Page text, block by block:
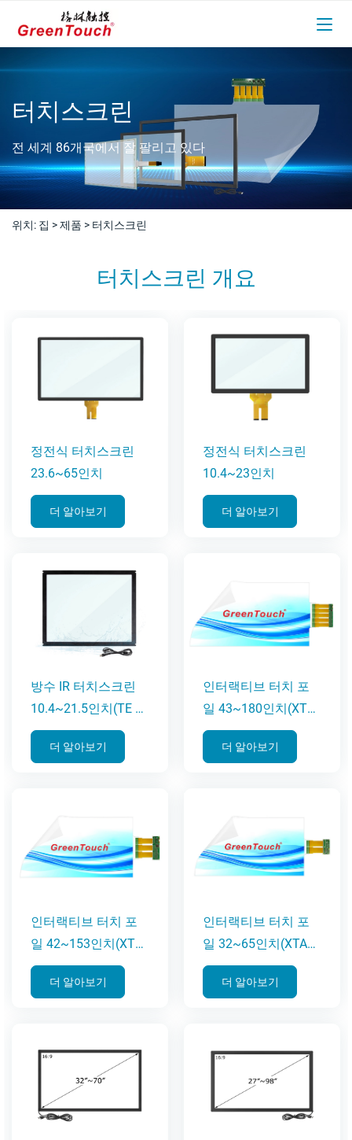
터치스크린
전 세계 86개국에서 잘 팔리고 있다
위치: 집 >제품 > 터치스크린
터치스크린 개요
정전식 터치스크린
23.6~65인치
더 알아보기
정전식 터치스크린
10.4~23인치
더 알아보기
방수 IR 터치스크린
10.4~21.5인치(TE 시
리즈)
더 알아보기
인터랙티브 터치 포
일 43~180인치(XTC
시리즈)
더 알아보기
인터랙티브 터치 포
일 42~153인치(XTB
시리즈)
더 알아보기
인터랙티브 터치 포
일 32~65인치(XTA
시리즈)
더 알아보기